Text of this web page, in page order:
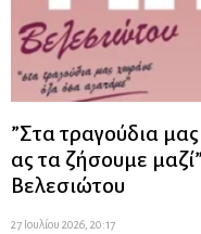
”Στα τραγούδια
ας τα ζήσουμε
Βελεσιώτου
27 Ιουλίου 2026, 20:17